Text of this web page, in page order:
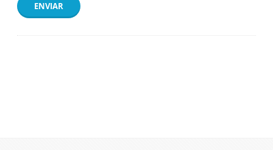
ENVIAR